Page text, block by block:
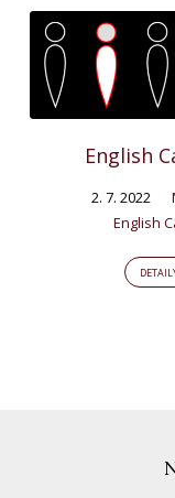
"ničemové"
Tagged
Kázání
English
2. 7. 2022
English